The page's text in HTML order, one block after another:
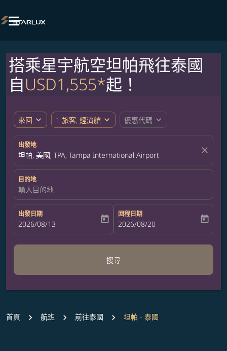

搭乘星宇航空坦帕飛往泰國
自USD1,555*起！
來回 expand_more 1 旅客, 經濟艙 expand_more 優惠代碼 expand_more
出發地
坦帕, 美國, TPA, Tampa International Airport close
目的地
輸入目的地
出發日期
fc-booking-departure-date-aria-label
2026/08/13 today
回程日期
fc-booking-return-date-aria-label
2026/08/20 today
搜尋
首頁 航班 前往泰國 坦帕 - 泰國